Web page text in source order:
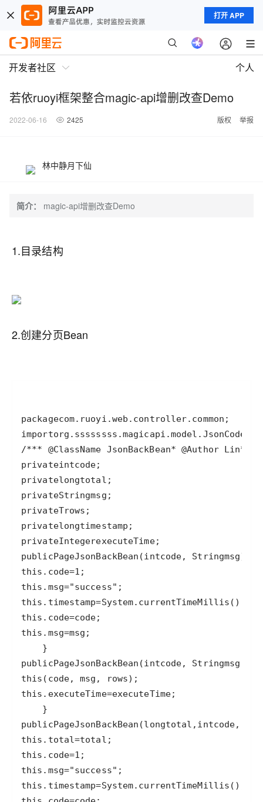
打开 APP
开发者社区 个人
若依ruoyi框架整合magic-api增删改查Demo
2022-06-16 2425 版权 举报
林中静月下仙
简介： magic-api增删改查Demo
1.目录结构
2.创建分页Bean
packagecom. ruoyi .web . controller. common
importorg . ssssssss .magicapi .model . JsonCode
/*** @ClassName JsonBackBean* @Author Lin*
privateintcode
privatelongtotal
privateStringmsg
privateTrows
privatelongtimestamp
privateIntegerexecuteTime
publicPageJsonBackBean (intcode, Stringmsg
this . code=1
this . msg="success"
this . timestamp=System. currentTimeMillis
this . code=code
this . msg=msg
publicPageJsonBackBean (intcode, Stringmsg
this ( code, msg , rows
this . executeTime=executeTime
publicPageJsonBackBean (longtotal , intcode,
this . total=total
this . code=1
this . msg="success"
this . timestamp=System. currentTimeMillis